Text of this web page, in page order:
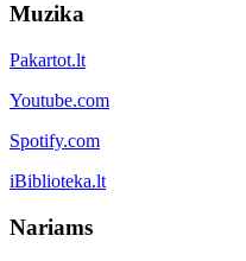
Muzika
Pakartot.lt
Youtube.com
Spotify.com
iBiblioteka.lt
Nariams